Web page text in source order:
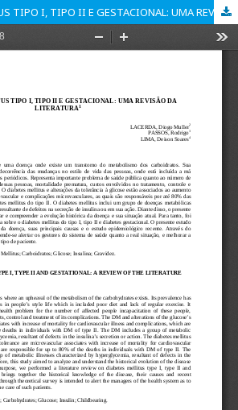
DIABETES MELLITUS TIPO I, TIPO II E GESTACIONAL: UMA REVISÃO DA LITERATURA